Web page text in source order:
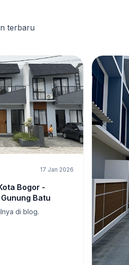
terbaru
17 Jan 2026
Bogor -
Batu
di blog.